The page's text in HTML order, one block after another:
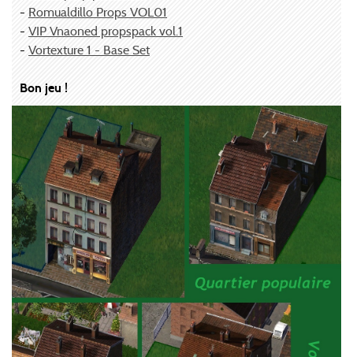
- Romualdillo Props VOL01
- VIP Vnaoned propspack vol.1
- Vortexture 1 - Base Set
Bon jeu !